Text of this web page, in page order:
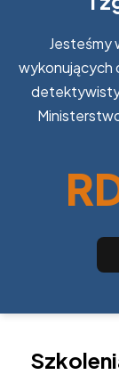
Jesteśmy
wykonujących